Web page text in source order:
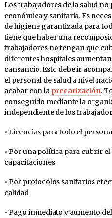
Los trabajadores de la salud
económica y sanitaria. Es
de higiene garantizada para
tiene que haber una
trabajadores no tengan que
diferentes hospitales
cansancio. Esto debe ir
el personal de salud a nivel
acabar con la precarización.
conseguido mediante la
independiente de los
• Licencias para todo el
• Por una política para cubrir
capacitaciones
• Por protocolos sanitarios
calidad
• Pago inmediato y aumento